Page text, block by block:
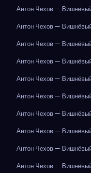
Антон Чехов —
Антон Чехов —
Антон Чехов —
Антон Чехов —
Антон Чехов —
Антон Чехов —
Антон Чехов —
Антон Чехов —
Антон Чехов —
Антон Чехов —